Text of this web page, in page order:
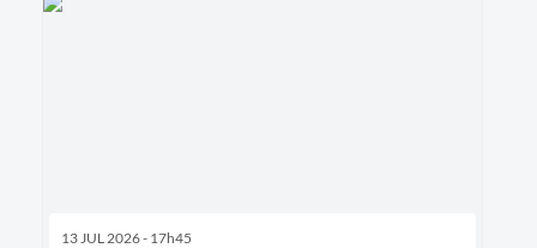
13 JUL 2026 - 17h45